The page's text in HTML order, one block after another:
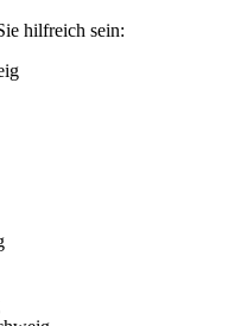
hilfreich sein: